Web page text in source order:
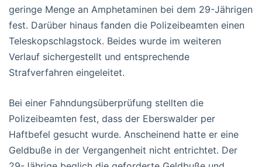
geringe Menge an Amphetaminen bei dem 29-Jährigen
fest. Darüber hinaus fanden die Polizeibeamten einen
Teleskopschlagstock. Beides wurde im weiteren
Verlauf sichergestellt und entsprechende
Strafverfahren eingeleitet.
Bei einer Fahndungsüberprüfung stellten die
Polizeibeamten fest, dass der Eberswalder per
Haftbefel gesucht wurde. Anscheinend hatte er eine
Geldbuße in der Vergangenheit nicht entrichtet. Der